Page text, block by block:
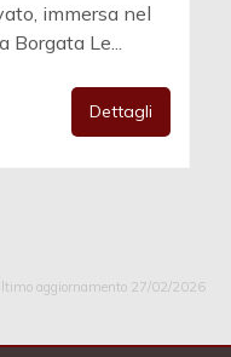
immersa nel
Borgata Le...
Dettagli
aggiornamento 27/02/2026